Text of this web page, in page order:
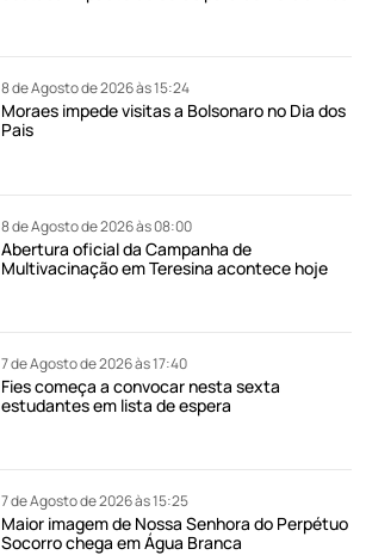
8 de Agosto de 2026 às 15:24
Moraes impede visitas a Bolsonaro no Dia dos
Pais
8 de Agosto de 2026 às 08:00
Abertura oficial da Campanha de
Multivacinação em Teresina acontece hoje
7 de Agosto de 2026 às 17:40
Fies começa a convocar nesta sexta
estudantes em lista de espera
7 de Agosto de 2026 às 15:25
Maior imagem de Nossa Senhora do Perpétuo
Socorro chega em Água Branca